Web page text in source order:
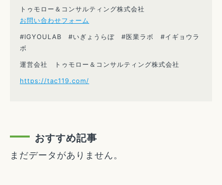
トゥモロー＆コンサルティング株式会社
お問い合わせフォーム
#IGYOULAB #いぎょうらぼ #医業ラボ #イギョウラ
ボ
運営会社 トゥモロー＆コンサルティング株式会社
https://tac119.com/
おすすめ記事
まだデータがありません。